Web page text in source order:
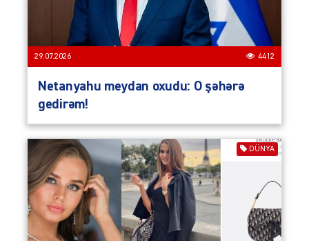
29.07.2026 4412
Netanyahu meydan oxudu: O şəhərə
gedirəm!
DÜNYA